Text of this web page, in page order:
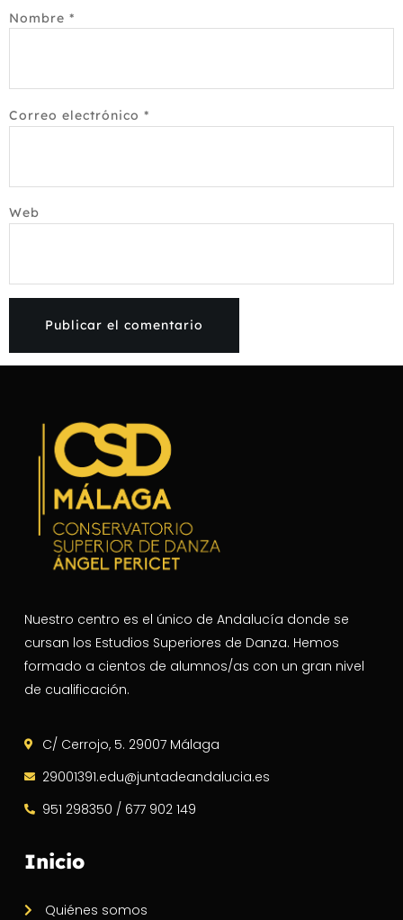
Nombre *
Correo electrónico *
Web
Nuestro centro es el único de Andalucía donde se
cursan los Estudios Superiores de Danza. Hemos
formado a cientos de alumnos/as con un gran nivel
de cualificación.
C/ Cerrojo, 5. 29007 Málaga
29001391.edu@juntadeandalucia.es
951 298350 / 677 902 149
Inicio
Quiénes somos